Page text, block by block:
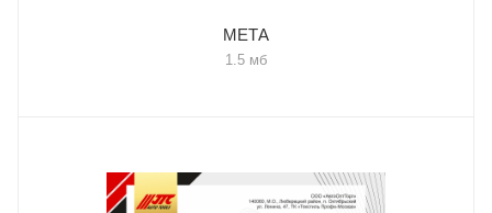
МЕТА
1.5 мб